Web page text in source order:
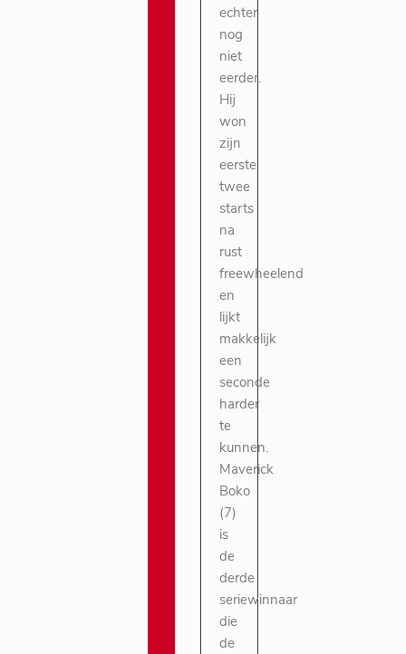
echter
nog
niet
eerder.
Hij
won
zijn
eerste
twee
starts
na
rust
freewheelend
en
lijkt
makkelijk
een
seconde
harder
te
kunnen.
Maverick
Boko
(7)
is
de
derde
seriewinnaar
die
de